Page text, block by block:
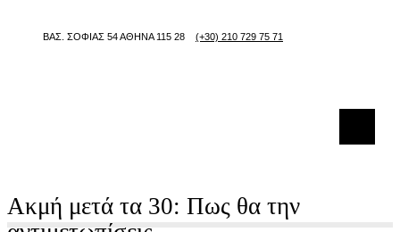
ΒΑΣ. ΣΟΦΙΑΣ 54 ΑΘΗΝΑ 115 28 (+30) 210 729 75 71
Ακμή μετά τα 30: Πως θα την